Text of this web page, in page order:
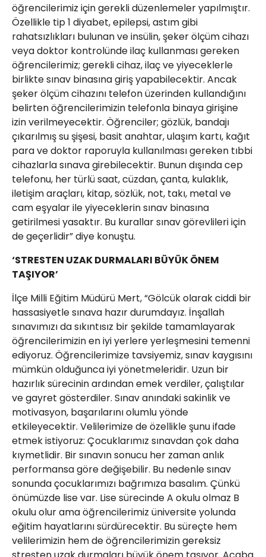
öğrencilerimiz için gerekli düzenlemeler yapılmıştır.
Özellikle tip 1 diyabet, epilepsi, astım gibi
rahatsızlıkları bulunan ve insülin, şeker ölçüm cihazı
veya doktor kontrolünde ilaç kullanması gereken
öğrencilerimiz; gerekli cihaz, ilaç ve yiyeceklerle
birlikte sınav binasına giriş yapabilecektir. Ancak
şeker ölçüm cihazını telefon üzerinden kullandığını
belirten öğrencilerimizin telefonla binaya girişine
izin verilmeyecektir. Öğrenciler; gözlük, bandajı
çıkarılmış su şişesi, basit anahtar, ulaşım kartı, kağıt
para ve doktor raporuyla kullanılması gereken tıbbi
cihazlarla sınava girebilecektir. Bunun dışında cep
telefonu, her türlü saat, cüzdan, çanta, kulaklık,
iletişim araçları, kitap, sözlük, not, takı, metal ve
cam eşyalar ile yiyeceklerin sınav binasına
getirilmesi yasaktır. Bu kurallar sınav görevlileri için
de geçerlidir” diye konuştu.
‘STRESTEN UZAK DURMALARI BÜYÜK ÖNEM
TAŞIYOR’
İlçe Milli Eğitim Müdürü Mert, “Gölcük olarak ciddi bir
hassasiyetle sınava hazır durumdayız. İnşallah
sınavımızı da sıkıntısız bir şekilde tamamlayarak
öğrencilerimizin en iyi yerlere yerleşmesini temenni
ediyoruz. Öğrencilerimize tavsiyemiz, sınav kaygısını
mümkün olduğunca iyi yönetmeleridir. Uzun bir
hazırlık sürecinin ardından emek verdiler, çalıştılar
ve gayret gösterdiler. Sınav anındaki sakinlik ve
motivasyon, başarılarını olumlu yönde
etkileyecektir. Velilerimize de özellikle şunu ifade
etmek istiyoruz: Çocuklarımız sınavdan çok daha
kıymetlidir. Bir sınavın sonucu her zaman anlık
performansa göre değişebilir. Bu nedenle sınav
sonunda çocuklarımızı bağrımıza basalım. Çünkü
önümüzde lise var. Lise sürecinde A okulu olmaz B
okulu olur ama öğrencilerimiz üniversite yolunda
eğitim hayatlarını sürdürecektir. Bu süreçte hem
velilerimizin hem de öğrencilerimizin gereksiz